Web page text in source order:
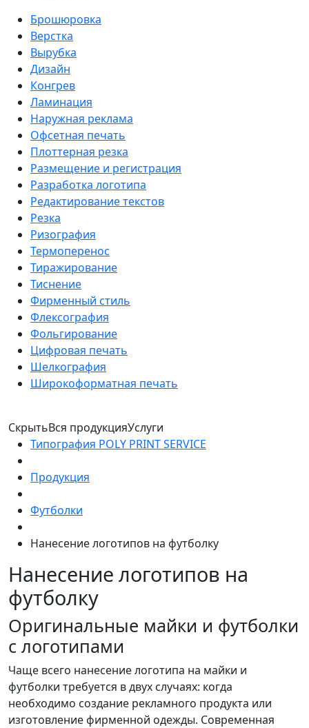
Брошюровка
Верстка
Вырубка
Дизайн
Конгрев
Ламинация
Наружная реклама
Офсетная печать
Плоттерная резка
Размещение и регистрация
Разработка логотипа
Редактирование текстов
Резка
Ризография
Термоперенос
Тиражирование
Тиснение
Фирменный стиль
Флексография
Фольгирование
Цифровая печать
Шелкография
Широкоформатная печать
СкрытьВся продукцияУслуги
Типография POLY PRINT SERVICE
Продукция
Футболки
Нанесение логотипов на футболку
Нанесение логотипов на
футболку
Оригинальные майки и футболки
с логотипами
Чаще всего нанесение логотипа на майки и
футболки требуется в двух случаях: когда
необходимо создание рекламного продукта или
изготовление фирменной одежды. Современная